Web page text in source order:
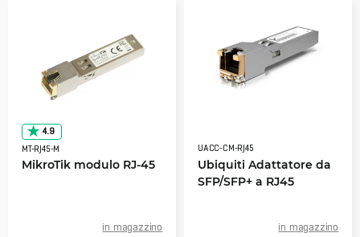
4.9
MT-RJ45-M
MikroTik modulo RJ-45
in magazzino
UACC-CM-RJ45
Ubiquiti Adattatore da
SFP/SFP+ a RJ45
in magazzino